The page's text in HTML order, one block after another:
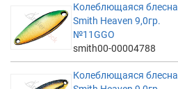
Колеблющаяся блесна
Smith Heaven 9,0гр.
№11GGO
smith00-00004788
Колеблющаяся блесна